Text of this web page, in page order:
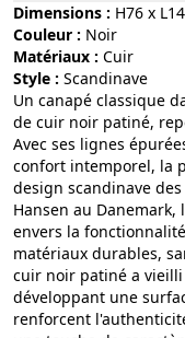
Dimensions : H76 x
Couleur :
noir
Matériaux :
cuir
Style :
scandinave
Un canapé classique
de cuir noir patiné,
Avec ses lignes
confort intemporel, la
design scandinave
Hansen au
envers la
matériaux durables,
cuir noir patiné a
développant une
renforcent